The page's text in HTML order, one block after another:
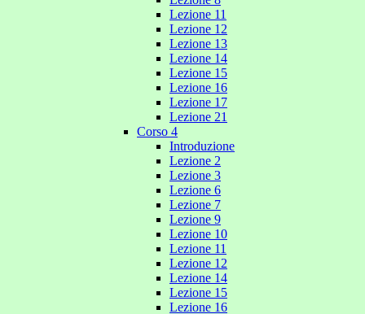
Lezione 11
Lezione 12
Lezione 13
Lezione 14
Lezione 15
Lezione 16
Lezione 17
Lezione 21
Corso 4
Introduzione
Lezione 2
Lezione 3
Lezione 6
Lezione 7
Lezione 9
Lezione 10
Lezione 11
Lezione 12
Lezione 14
Lezione 15
Lezione 16